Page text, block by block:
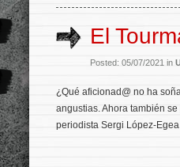
El
Posted: 05/07/2021 in
¿Qué aficionad@ no ha
angustias. Ahora también
periodista Sergi López-